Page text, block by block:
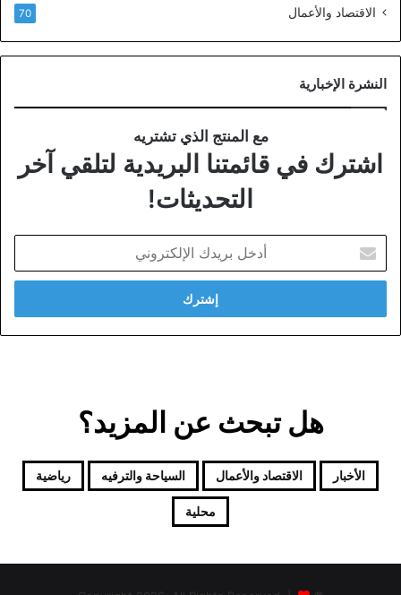
الاقتصاد والأعمال 70
النشرة الإخبارية
مع المنتج الذي تشتريه
اشترك في قائمتنا البريدية لتلقي آخر
التحديثات!
بريدك
الإلكتروني
هل تبحث عن المزيد؟
الأخبار الاقتصاد والأعمال السياحة والترفيه رياضية
محلية